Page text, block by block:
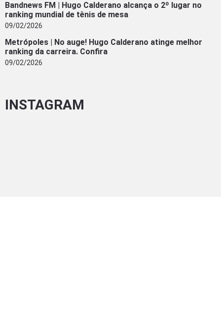
Bandnews FM | Hugo Calderano alcança o 2º lugar no
ranking mundial de tênis de mesa
09/02/2026
Metrópoles | No auge! Hugo Calderano atinge melhor
ranking da carreira. Confira
09/02/2026
INSTAGRAM